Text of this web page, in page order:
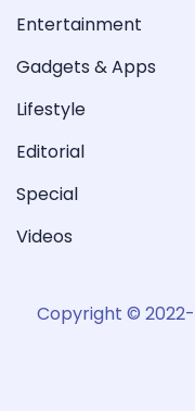
Entertainment
Gadgets & Apps
Lifestyle
Editorial
Special
Videos
Copyright © 2022-